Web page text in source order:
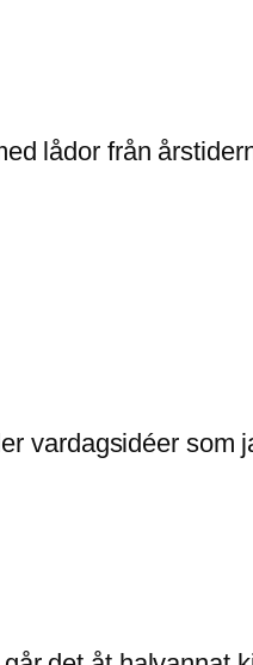
lådor från
vardagsidéer som